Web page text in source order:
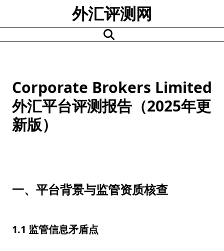
content
外汇评测网
Corporate Brokers Limited
外汇平台评测报告（2025年更
新版）
一、平台背景与监管资质核查
1.1 监管信息矛盾点